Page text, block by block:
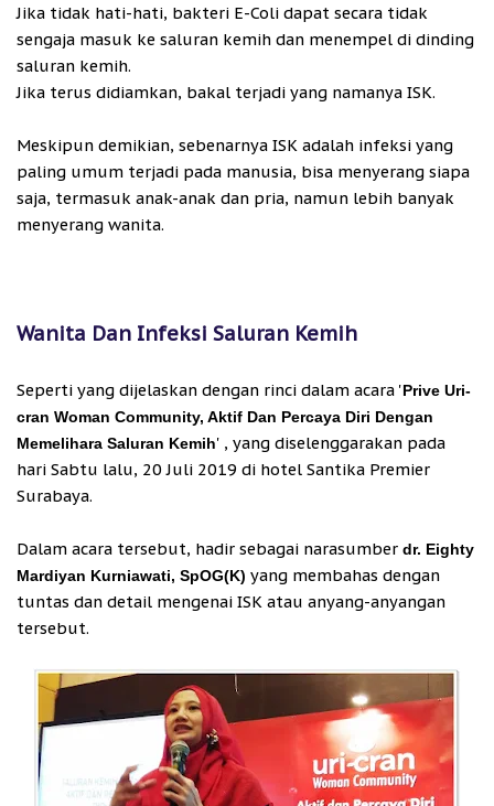
Jika tidak hati-hati, bakteri E-Coli dapat secara tidak
sengaja masuk ke saluran kemih dan menempel di dinding
saluran kemih.
Jika terus didiamkan, bakal terjadi yang namanya ISK.
Meskipun demikian, sebenarnya ISK adalah infeksi yang
paling umum terjadi pada manusia, bisa menyerang siapa
saja, termasuk anak-anak dan pria, namun lebih banyak
menyerang wanita.
Wanita Dan Infeksi Saluran Kemih
Seperti yang dijelaskan dengan rinci dalam acara 'Prive Uri-
cran Woman Community, Aktif Dan Percaya Diri Dengan
Memelihara Saluran Kemih' , yang diselenggarakan pada
hari Sabtu lalu, 20 Juli 2019 di hotel Santika Premier
Surabaya.
Dalam acara tersebut, hadir sebagai narasumber dr. Eighty
Mardiyan Kurniawati, SpOG(K) yang membahas dengan
tuntas dan detail mengenai ISK atau anyang-anyangan
tersebut.